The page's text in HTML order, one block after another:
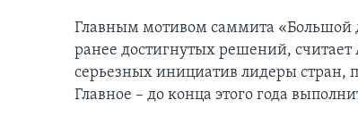
Главным мотивом саммита «Большой
ранее достигнутых решений,
серьезных инициатив лидеры стран,
Главное – до конца этого года